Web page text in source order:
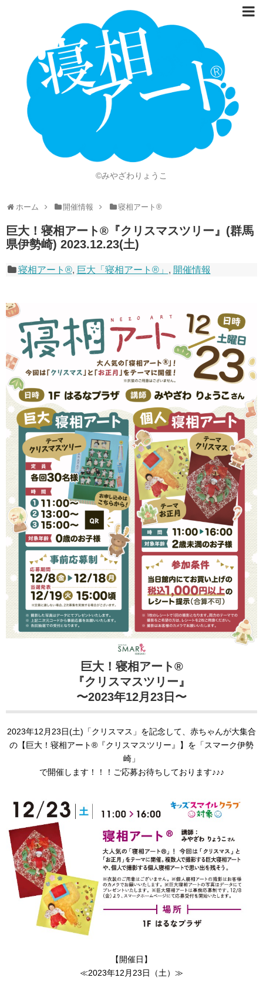
©みやざわりょうこ
ホーム 開催情報 寝相アート®
巨大！寝相アート®︎『クリスマスツリー』(群馬
県伊勢崎) 2023.12.23(土)
寝相アート®, 巨大「寝相アート®」 , 開催情報
巨大！寝相アート®
『クリスマスツリー』
〜2023年12月23日〜
2023年12月23日(土)「クリスマス」を記念して、赤ちゃんが大集合
の【巨大！寝相アート®︎『クリスマスツリー』】を「スマーク伊勢
崎」
で開催します！！！ご応募お待ちしております♪♪♪
【開催日】
≪2023年12月23日（土）≫
Language
開催情報
動画
ニュース
知的財産権